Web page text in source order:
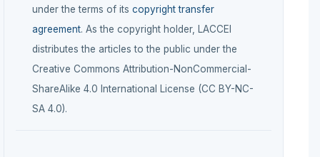
under the terms of its copyright transfer
agreement. As the copyright holder, LACCEI
distributes the articles to the public under the
Creative Commons Attribution-NonCommercial-
ShareAlike 4.0 International License (CC BY-NC-
SA 4.0).